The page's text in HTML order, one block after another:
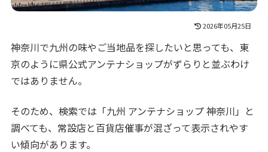
2026年05月25日
神奈川で九州の味やご当地品を探したいと思っても、東
京のように県公式アンテナショップがずらりと並ぶわけ
ではありません。
そのため、検索では「九州 アンテナショップ 神奈川」と
調べても、常設店と百貨店催事が混ざって表示されやす
い傾向があります。